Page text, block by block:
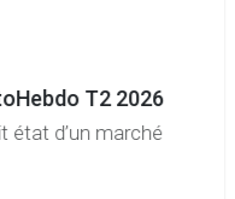
T2 2026
état d’un marché